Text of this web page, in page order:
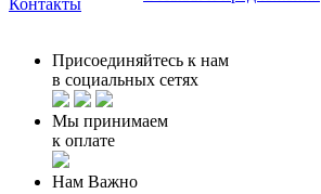
Присоединяйтесь к нам
в социальных сетях
Мы принимаем
к оплате
Нам Важно